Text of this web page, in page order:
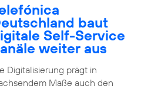
baut
Self-Service
weiter aus
Digitalisierung prägt in
Maße auch den